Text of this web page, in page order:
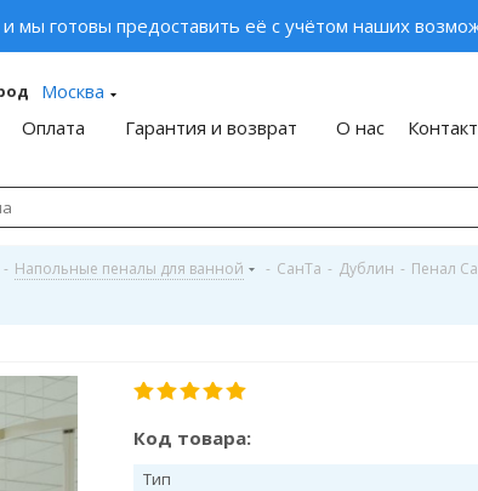
мы готовы предоставить её с учётом наших
Москва
Оплата Гарантия и возврат О нас
- Напольные пеналы для ванной - СанТа - Дублин - Пенал
Код товара:
Тип